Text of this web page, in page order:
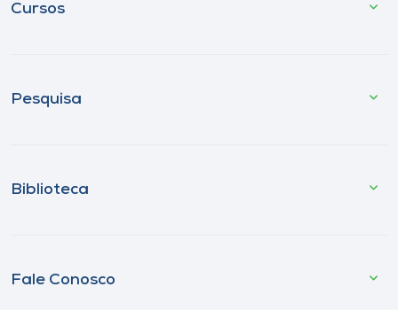
Cursos
Pesquisa
Biblioteca
Fale Conosco